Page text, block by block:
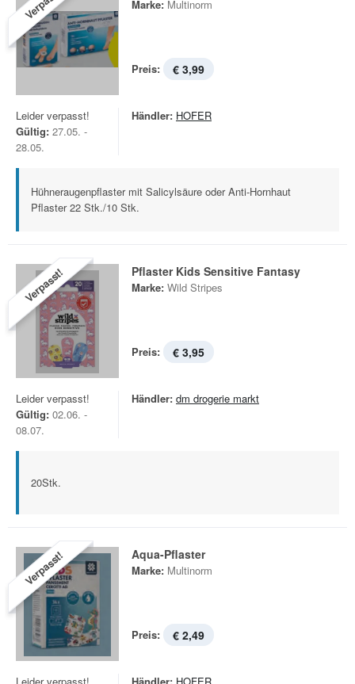
Marke: Multinorm
Preis: € 3,99
Leider verpasst!
Gültig: 27.05. -
28.05.
Händler: HOFER
Hühneraugenpflaster mit Salicylsäure oder Anti-Hornhaut
Pflaster 22 Stk./10 Stk.
Verpasst! Pflaster Kids Sensitive Fantasy
Marke: Wild Stripes
Preis: € 3,95
Leider verpasst!
Gültig: 02.06. -
08.07.
Händler: dm drogerie markt
20Stk.
Verpasst! Aqua-Pflaster
Marke: Multinorm
Preis: € 2,49